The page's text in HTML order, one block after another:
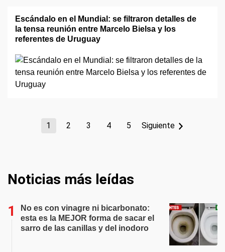
Escándalo en el Mundial: se filtraron detalles de
la tensa reunión entre Marcelo Bielsa y los
referentes de Uruguay
1 2 3 4 5 Siguiente
Noticias más leídas
No es con vinagre ni bicarbonato:
esta es la MEJOR forma de sacar el
sarro de las canillas y del inodoro